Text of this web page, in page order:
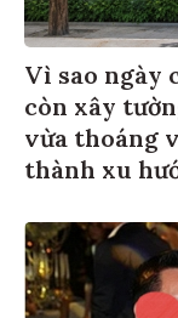
Vì sao ngày
còn xây
vừa thoáng
thành xu